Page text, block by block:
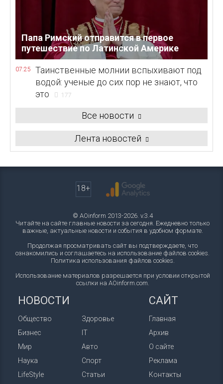
Папа Римский отправится в первое
путешествие по Латинской Америке
07:25
Таинственные молнии вспыхивают под
водой: ученые до сих пор не знают, что
это
177
Все новости
Лента новостей
18+
© AOinform 2013-2026. v.3.4
Читайте на сайте главные новости за сегодня. Ежедневно только
важные, актуальные новости и события в удобном формате.
Продолжая просматривать сайт вы подтверждаете, что
ознакомились и соглашаетесь на использование файлов cookies.
Политика использования файлов cookies.
Использование материалов разрешается при условии открытой
ссылки на AOinform.com.
НОВОСТИ
Общество
Бизнес
Мир
Наука
LifeStyle
Здоровье
IT
Авто
Спорт
Статьи
САЙТ
Главная
Архив
О сайте
Реклама
Контакты